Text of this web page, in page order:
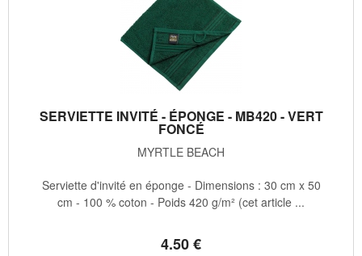
SERVIETTE INVITÉ - ÉPONGE - MB420 - VERT
FONCÉ
MYRTLE BEACH
4.50€
Serviette d'invité en éponge - Dimensions : 30 cm x 50
cm - 100 % coton - Poids 420 g/m² (cet article ...